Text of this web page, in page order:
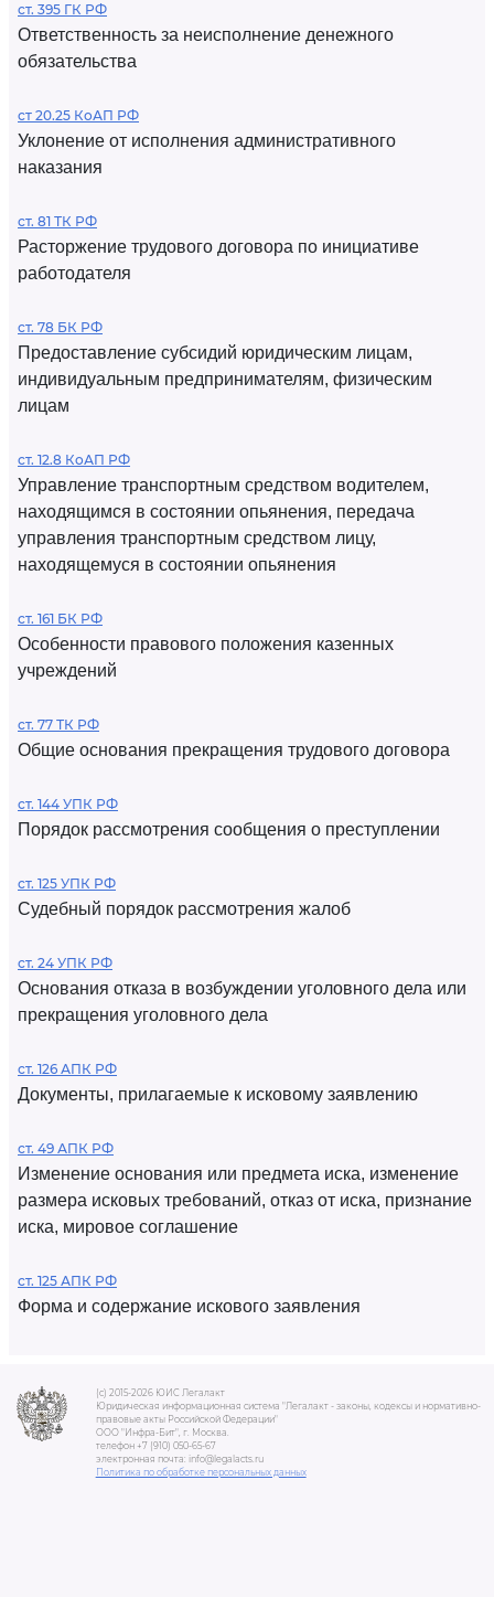
ст. 395 ГК РФ
Ответственность за неисполнение денежного
обязательства
ст 20.25 КоАП РФ
Уклонение от исполнения административного
наказания
ст. 81 ТК РФ
Расторжение трудового договора по инициативе
работодателя
ст. 78 БК РФ
Предоставление субсидий юридическим лицам,
индивидуальным предпринимателям, физическим
лицам
ст. 12.8 КоАП РФ
Управление транспортным средством водителем,
находящимся в состоянии опьянения, передача
управления транспортным средством лицу,
находящемуся в состоянии опьянения
ст. 161 БК РФ
Особенности правового положения казенных
учреждений
ст. 77 ТК РФ
Общие основания прекращения трудового договора
ст. 144 УПК РФ
Порядок рассмотрения сообщения о преступлении
ст. 125 УПК РФ
Судебный порядок рассмотрения жалоб
ст. 24 УПК РФ
Основания отказа в возбуждении уголовного дела или
прекращения уголовного дела
ст. 126 АПК РФ
Документы, прилагаемые к исковому заявлению
ст. 49 АПК РФ
Изменение основания или предмета иска, изменение
размера исковых требований, отказ от иска, признание
иска, мировое соглашение
ст. 125 АПК РФ
Форма и содержание искового заявления
(c) 2015-2026 ЮИС Легалакт
Юридическая информационная система "Легалакт - законы, кодексы и нормативно-
правовые акты Российской Федерации"
ООО "Инфра-Бит", г. Москва.
телефон +7 (910) 050-65-67
электронная почта: info@legalacts.ru
Политика по обработке персональных данных